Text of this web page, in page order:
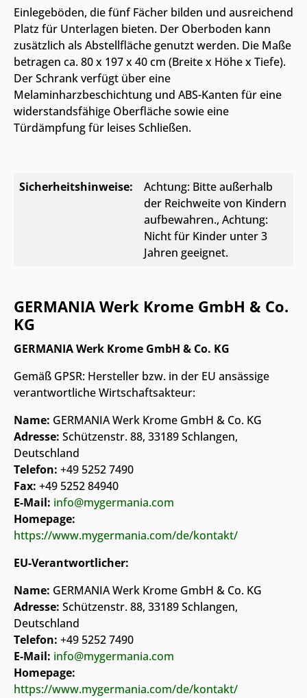
Einlegeböden, die fünf Fächer bilden und ausreichend
Platz für Unterlagen bieten. Der Oberboden kann
zusätzlich als Abstellfläche genutzt werden. Die Maße
betragen ca. 80 x 197 x 40 cm (Breite x Höhe x Tiefe).
Der Schrank verfügt über eine
Melaminharzbeschichtung und ABS-Kanten für eine
widerstandsfähige Oberfläche sowie eine
Türdämpfung für leises Schließen.
Sicherheitshinweise:
Achtung: Bitte außerhalb
der Reichweite von Kindern
aufbewahren., Achtung:
Nicht für Kinder unter 3
Jahren geeignet.
GERMANIA Werk Krome GmbH & Co.
KG
GERMANIA Werk Krome GmbH & Co. KG
Gemäß GPSR: Hersteller bzw. in der EU ansässige
verantwortliche Wirtschaftsakteur:
Name: GERMANIA Werk Krome GmbH & Co. KG
Adresse: Schützenstr. 88, 33189 Schlangen,
Deutschland
Telefon: +49 5252 7490
Fax: +49 5252 84940
E-Mail: info@mygermania.com
Homepage:
https://www.mygermania.com/de/kontakt/
EU-Verantwortlicher:
Name: GERMANIA Werk Krome GmbH & Co. KG
Adresse: Schützenstr. 88, 33189 Schlangen,
Deutschland
Telefon: +49 5252 7490
E-Mail: info@mygermania.com
Homepage:
https://www.mygermania.com/de/kontakt/